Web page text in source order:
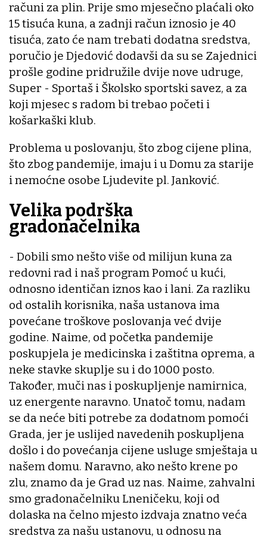
računi za plin. Prije smo mjesečno plaćali oko
15 tisuća kuna, a zadnji račun iznosio je 40
tisuća, zato će nam trebati dodatna sredstva,
poručio je Djedović dodavši da su se Zajednici
prošle godine pridružile dvije nove udruge,
Super - Sportaš i Školsko sportski savez, a za
koji mjesec s radom bi trebao početi i
košarkaški klub.
Problema u poslovanju, što zbog cijene plina,
što zbog pandemije, imaju i u Domu za starije
i nemoćne osobe Ljudevite pl. Janković.
Velika podrška
gradonačelnika
- Dobili smo nešto više od milijun kuna za
redovni rad i naš program Pomoć u kući,
odnosno identičan iznos kao i lani. Za razliku
od ostalih korisnika, naša ustanova ima
povećane troškove poslovanja već dvije
godine. Naime, od početka pandemije
poskupjela je medicinska i zaštitna oprema, a
neke stavke skuplje su i do 1000 posto.
Također, muči nas i poskupljenje namirnica,
uz energente naravno. Unatoč tomu, nadam
se da neće biti potrebe za dodatnom pomoći
Grada, jer je uslijed navedenih poskupljena
došlo i do povećanja cijene usluge smještaja u
našem domu. Naravno, ako nešto krene po
zlu, znamo da je Grad uz nas. Naime, zahvalni
smo gradonačelniku Lneničeku, koji od
dolaska na čelno mjesto izdvaja znatno veća
sredstva za našu ustanovu, u odnosu na